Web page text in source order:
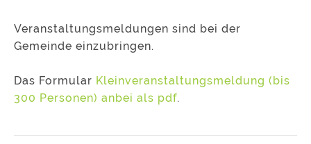
Veranstaltungsmeldungen sind bei der
Gemeinde einzubringen.
Das Formular Kleinveranstaltungsmeldung (bis
300 Personen) anbei als pdf.